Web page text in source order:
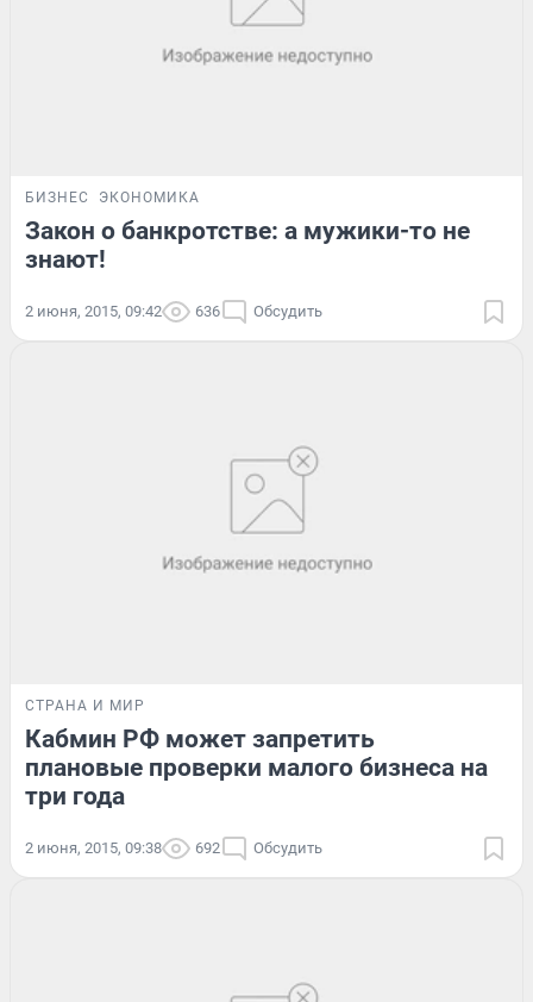
БИЗНЕС ЭКОНОМИКА
Закон о банкротстве: а мужики-то не
знают!
2 июня, 2015, 09:42 636 Обсудить
СТРАНА И МИР
Кабмин РФ может запретить
плановые проверки малого бизнеса на
три года
2 июня, 2015, 09:38 692 Обсудить